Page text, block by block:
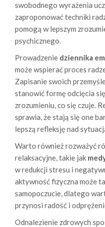
swobodnego wyrażenia
zaproponować techniki
pomogą w lepszym
psychicznego.
Prowadzenie dziennika
może wspierać proces
Zapisanie swoich
stanowić formę odcięcia
zrozumieniu, co się czuje.
sprawia, że stają się one
lepszą refleksję nad
Warto również rozważyć
relaksacyjne, takie jak
w redukcji stresu i
aktywność fizyczna może
samopoczucie, dlatego
przynosi radość i
Odnalezienie zdrowych